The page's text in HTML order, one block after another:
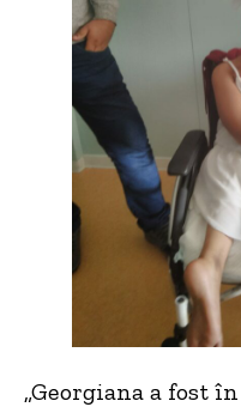
„Georgiana a fost